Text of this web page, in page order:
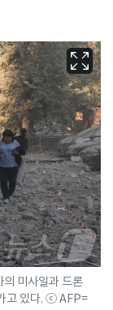
미사일과 드론
고 있다. ⓒ AFP=